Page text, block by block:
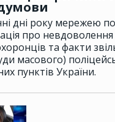
дні року мережею
про невдоволення
та факти
масового)
пунктів України.